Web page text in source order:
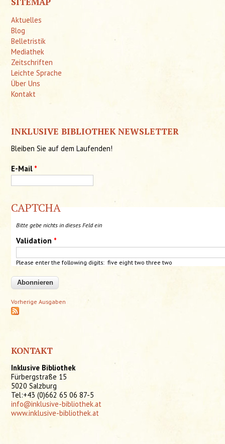
Aktuelles
Blog
Belletristik
Mediathek
Zeitschriften
Leichte Sprache
Über Uns
Kontakt
INKLUSIVE BIBLIOTHEK NEWSLETTER
Bleiben Sie auf dem Laufenden!
E-Mail *
CAPTCHA
Bitte gebe nichts in dieses Feld ein
Validation *
Please enter the following digits: five eight two three two
Vorherige Ausgaben
KONTAKT
Inklusive Bibliothek
Fürbergstraße 15
5020 Salzburg
Tel:+43 (0)662 65 06 87-5
info@inklusive-bibliothek.at
www.inklusive-bibliothek.at